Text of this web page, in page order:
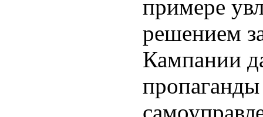
примере
решением
Кампании